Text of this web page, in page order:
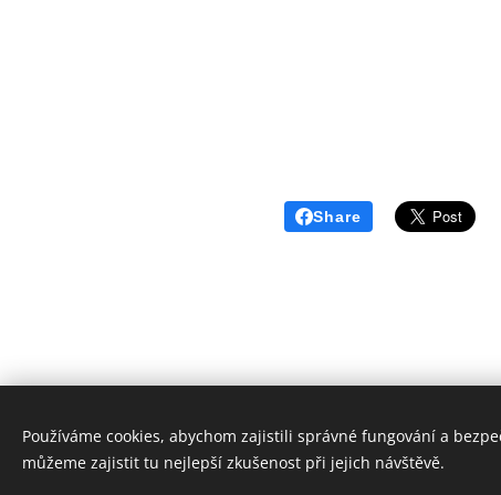
Share
Používáme cookies, abychom zajistili správné fungování a
můžeme zajistit tu nejlepší zkušenost při jejich návštěvě.